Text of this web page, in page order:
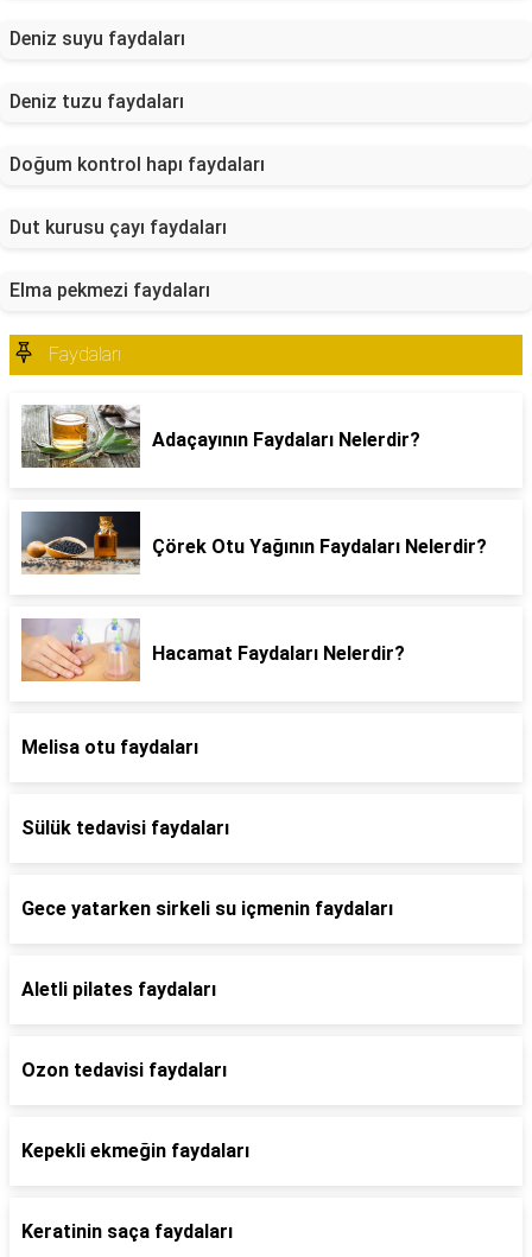
Deniz suyu faydaları
Deniz tuzu faydaları
Doğum kontrol hapı faydaları
Dut kurusu çayı faydaları
Elma pekmezi faydaları
Faydaları
Adaçayının Faydaları Nelerdir?
Çörek Otu Yağının Faydaları Nelerdir?
Hacamat Faydaları Nelerdir?
Melisa otu faydaları
Sülük tedavisi faydaları
Gece yatarken sirkeli su içmenin faydaları
Aletli pilates faydaları
Ozon tedavisi faydaları
Kepekli ekmeğin faydaları
Keratinin saça faydaları